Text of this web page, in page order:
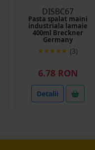
DISBC67
Pasta spalat maini
industriala lamaie
400ml Breckner
Germany
(3)
6.78 RON
Detalii